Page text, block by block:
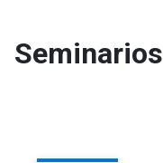
Seminarios